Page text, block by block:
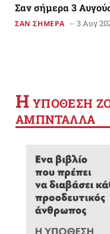
Σαν σήμερα 3
ΣΑΝ ΣΗΜΕΡΑ 3 Αυγ
Η YΠΟΘΕΣΗ
ΑΜΠΝΤΑΛΛΑ